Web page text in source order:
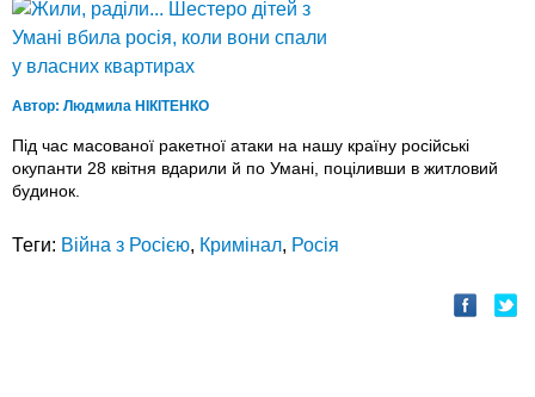
Автор: Людмила НІКІТЕНКО
Під час масованої ракетної атаки на нашу країну російські
окупанти 28 квітня вдарили й по Умані, поціливши в житловий
будинок.
Теги: Війна з Росією, Кримінал, Росія